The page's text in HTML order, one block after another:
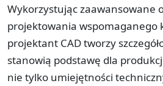
Wykorzystując zaawansowane
projektowania wspomaganego
projektant CAD tworzy
stanowią podstawę dla
nie tylko umiejętności